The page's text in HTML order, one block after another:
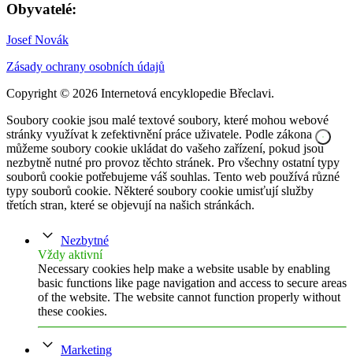
Obyvatelé:
Josef Novák
Zásady ochrany osobních údajů
Copyright © 2026 Internetová encyklopedie Břeclavi.
Soubory cookie jsou malé textové soubory, které mohou webové
stránky využívat k zefektivnění práce uživatele. Podle zákona
můžeme soubory cookie ukládat do vašeho zařízení, pokud jsou
nezbytně nutné pro provoz těchto stránek. Pro všechny ostatní typy
souborů cookie potřebujeme váš souhlas. Tento web používá různé
typy souborů cookie. Některé soubory cookie umisťují služby
třetích stran, které se objevují na našich stránkách.
Nezbytné
Vždy aktivní
Necessary cookies help make a website usable by enabling
basic functions like page navigation and access to secure areas
of the website. The website cannot function properly without
these cookies.
Marketing